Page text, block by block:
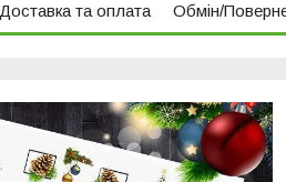
Доставка та оплата Обмін/